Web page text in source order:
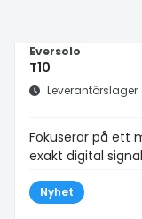
Eversolo
T10
Leverantörslager
Fokuserar på ett
exakt digital
Nyhet